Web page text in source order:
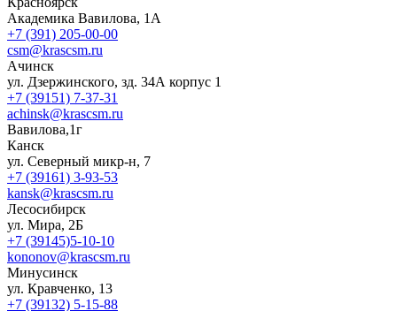
Академика Вавилова, 1А
+7 (391) 205-00-00
csm@krascsm.ru
Ачинск
ул. Дзержинского, зд. 34А корпус 1
+7 (39151) 7-37-31
achinsk@krascsm.ru
Вавилова,1г
Канск
ул. Северный микр-н, 7
+7 (39161) 3-93-53
kansk@krascsm.ru
Лесосибирск
ул. Мира, 2Б
+7 (39145)5-10-10
kononov@krascsm.ru
Минусинск
ул. Кравченко, 13
+7 (39132) 5-15-88